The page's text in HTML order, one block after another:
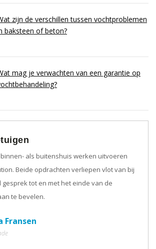
zijn de verschillen tussen vochtproblemen
baksteen of beton?
mag je verwachten van een garantie op
als buitenshuis werken uitvoeren
Beide opdrachten verliepen vlot van bij
tot en met het einde van de
te bevelen.
Fransen